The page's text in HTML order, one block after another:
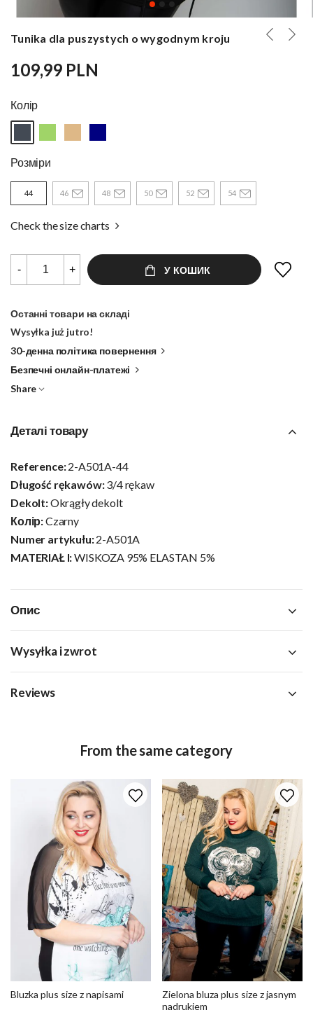
Tunika dla puszystych o wygodnym kroju
109,99 PLN
Колір
Розміри
44 46 48 50 52 54
Check the size charts
- + У КОШИК
Останні товари на складі
Wysyłka już jutro!
30-денна політика повернення
Безпечні онлайн-платежі
Share
Деталі товару
Reference:2-A501A-44
Długość rękawów:3/4 rękaw
Dekolt:Okrągły dekolt
Колір:Czarny
Numer artykułu:2-A501A
MATERIAŁ I:WISKOZA 95% ELASTAN 5%
Опис
Wysyłka i zwrot
Reviews
From the same category
Bluzka plus size z napisami
Zielona bluza plus size z jasnym
nadrukiem